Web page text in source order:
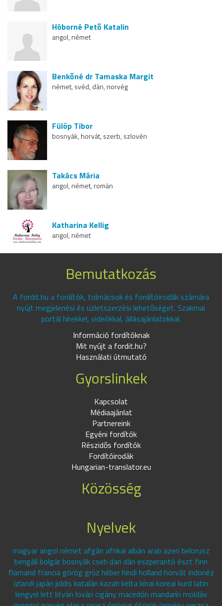
Hóborné Pető Katalin
angol, német
Benkőné dr Tamaska Margit
német, svéd, dán, norvég
Fülöp Tibor
bosnyák, horvát, szerb, szlovén
Takács Mária
angol, német, román
Katharina Kellig
angol, német
Bemutatkozás
A fordit.hu a fordítók, tolmácsok és fordítóirodák számára
nyújt megjelenési és üzletszerzési lehetőséget. Szakmai
portál hírekkel, videókkal, állásajánlatokkal.
Információ fordítóknak
Mit nyújt a fordit.hu?
Használati útmutató
Gyorslinkek
Kapcsolat
Médiaajánlat
Partnereink
Egyéni fordítók
Részidős fordítók
Fordítóirodák
Hungarian-translator.eu
Közösség
Nyelvek
magyar angol német afgán afrikai albán arab azeri belorusz
bengáli bolgár bosnyák cseh dari dán eszperantó észt finn
flamand francia görög grúz héber hindi holland horvát indonéz
izlandi japán jiddis katalán kazah kelta kínai koreai kurd latin
lengyel lett litván lovári cigány macedón mandarin moldáv